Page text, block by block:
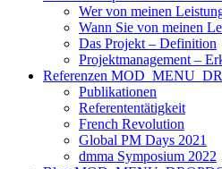
Wer von meinen
Wann Sie von meinen
Das Projekt – Definition
Projektmanagement –
Referenzen
Publikationen
Referententätigkeit
French Revolution
Global PM Days 2021
dmma Symposium 2022